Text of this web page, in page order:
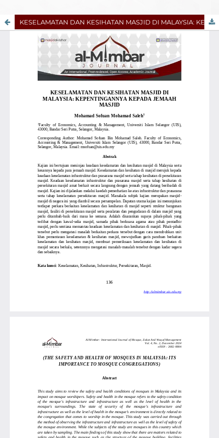
KESELAMATAN DAN KESIHATAN MASJID DI MALAYSIA: KEPENTINGANNYA KEPADA JEMAAH MASJID